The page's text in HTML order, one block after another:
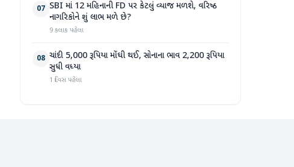
07 SBI માં 12 મહિનાની FD પર કેટલું વ્યાજ મળશે, વરિષ્ઠ
નાગરિકોને શું લાભ મળે છે?
9 કલાક પહેલા
08 ચાંદી 5,000 રૂપિયા મોંઘી થઈ, સોનાના ભાવ 2,200 રૂપિયા
સુધી વધ્યા
1 દિવસ પહેલા